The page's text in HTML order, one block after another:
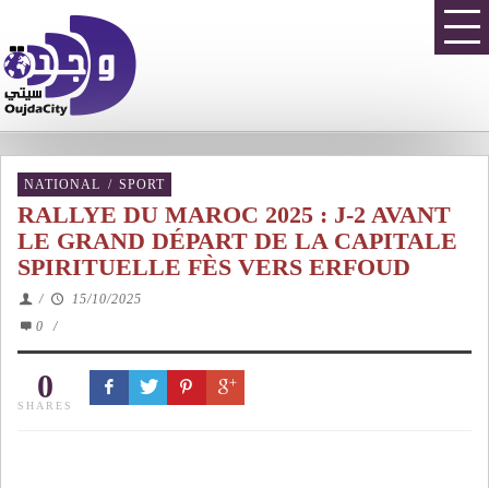
NATIONAL / SPORT
RALLYE DU MAROC 2025 : J-2 AVANT
LE GRAND DÉPART DE LA CAPITALE
SPIRITUELLE FÈS VERS ERFOUD
/
15/10/2025
0
/
0
SHARES